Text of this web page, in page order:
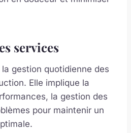
services
gestion quotidienne des
Elle implique la
la gestion des
pour maintenir un